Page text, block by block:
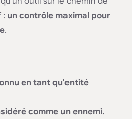
: un contrôle maximal pour
.
en tant qu'entité
comme un ennemi.